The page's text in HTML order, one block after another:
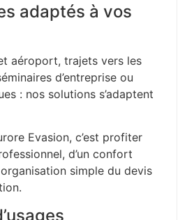
adaptés à vos
aéroport, trajets vers les
d’entreprise ou
: nos solutions s’adaptent
Evasion, c’est profiter
d’un confort
simple du devis